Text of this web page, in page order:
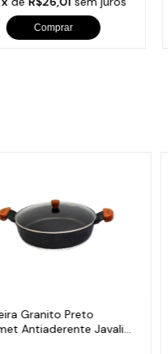
Comprar
Granito Preto
Antiaderente Javali